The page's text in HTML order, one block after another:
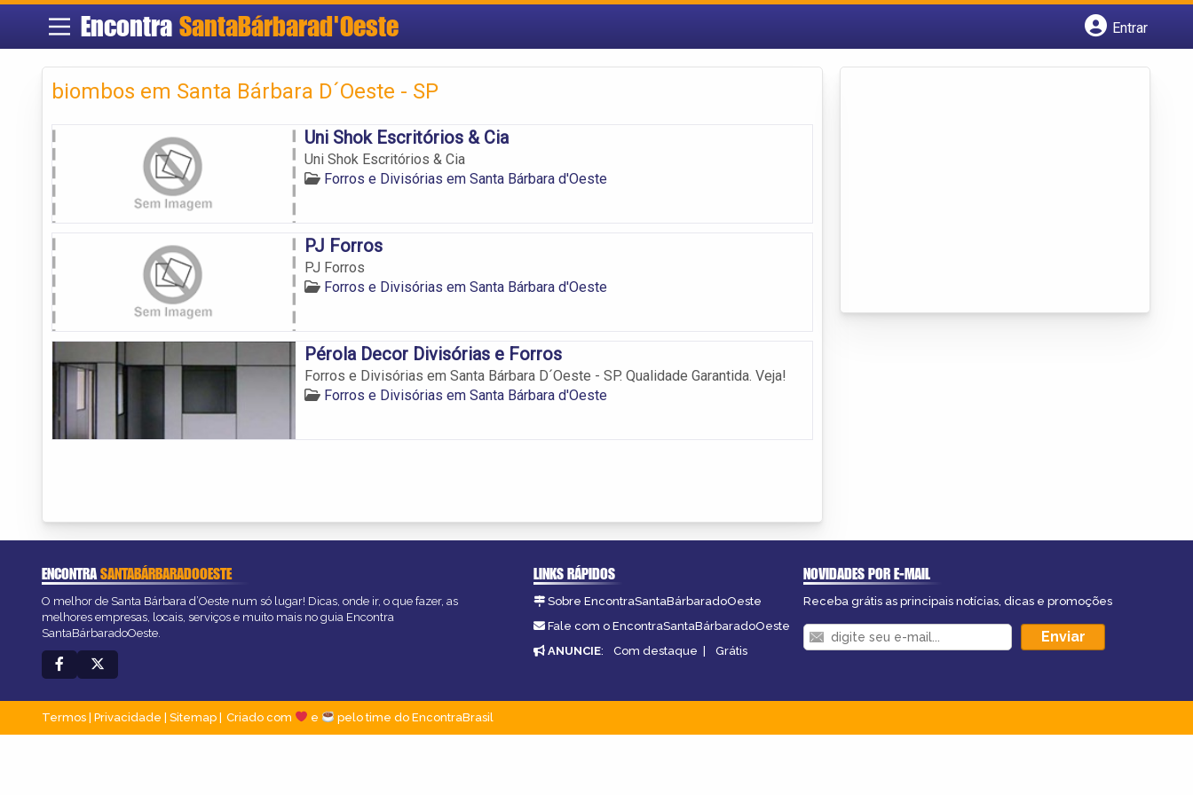
Encontra SantaBárbarad'Oeste
Entrar
biombos em Santa Bárbara D´Oeste - SP
Uni Shok Escritórios & Cia
Uni Shok Escritórios & Cia
Forros e Divisórias em Santa Bárbara d'Oeste
PJ Forros
PJ Forros
Forros e Divisórias em Santa Bárbara d'Oeste
Pérola Decor Divisórias e Forros
Forros e Divisórias em Santa Bárbara D´Oeste - SP. Qualidade Garantida. Veja!
Forros e Divisórias em Santa Bárbara d'Oeste
ENCONTRASANTABÁRBARADOOESTE
O melhor de Santa Bárbara d’Oeste num só lugar! Dicas, onde ir, o que fazer, as
melhores empresas, locais, serviços e muito mais no guia Encontra
SantaBárbaradoOeste.
LINKS RÁPIDOS
Sobre EncontraSantaBárbaradoOeste
Fale com o EncontraSantaBárbaradoOeste
ANUNCIE: Com destaque | Grátis
NOVIDADES POR E-MAIL
Receba grátis as principais notícias, dicas e promoções
Termos | Privacidade | Sitemap Criado com e pelo time do EncontraBrasil